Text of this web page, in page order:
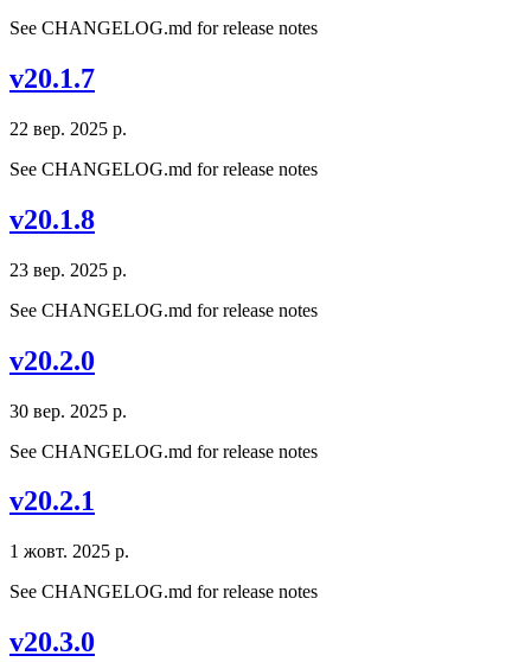
See CHANGELOG.md for release notes
v20.1.7
22 вер. 2025 р.
See CHANGELOG.md for release notes
v20.1.8
23 вер. 2025 р.
See CHANGELOG.md for release notes
v20.2.0
30 вер. 2025 р.
See CHANGELOG.md for release notes
v20.2.1
1 жовт. 2025 р.
See CHANGELOG.md for release notes
v20.3.0